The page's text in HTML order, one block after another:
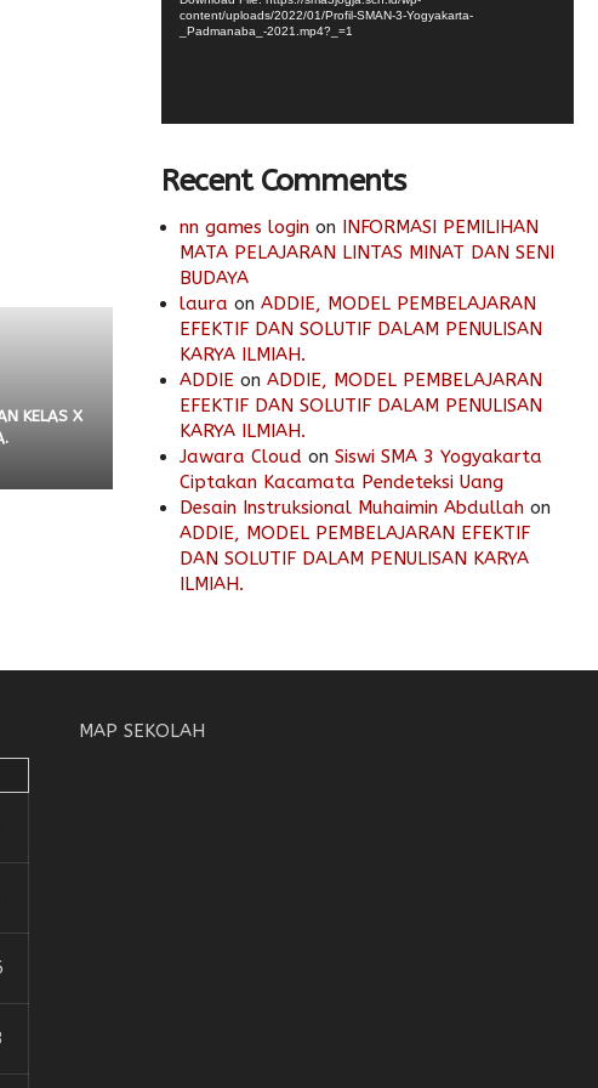
KELAS X
content/uploads/2022/01/Profil-SMAN-3-Yogyakarta-
_Padmanaba_-2021.mp4?_=1
Recent Comments
nn games login on INFORMASI PEMILIHAN
MATA PELAJARAN LINTAS MINAT DAN SENI
BUDAYA
laura on ADDIE, MODEL PEMBELAJARAN
EFEKTIF DAN SOLUTIF DALAM PENULISAN
KARYA ILMIAH.
ADDIE on ADDIE, MODEL PEMBELAJARAN
EFEKTIF DAN SOLUTIF DALAM PENULISAN
KARYA ILMIAH.
Jawara Cloud on Siswi SMA 3 Yogyakarta
Ciptakan Kacamata Pendeteksi Uang
Desain Instruksional Muhaimin Abdullah on
ADDIE, MODEL PEMBELAJARAN EFEKTIF
DAN SOLUTIF DALAM PENULISAN KARYA
ILMIAH.
MAP SEKOLAH